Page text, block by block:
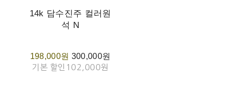
14k 담수진주 컬러원
석 N
198,000원 300,000원
기본 할인 102,000원